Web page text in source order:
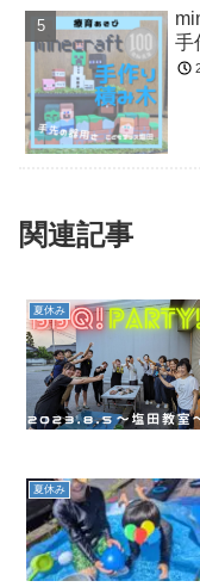
手
関連記事
夏休み
夏休み